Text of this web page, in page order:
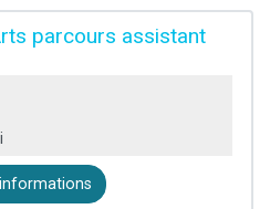
parcours assistant